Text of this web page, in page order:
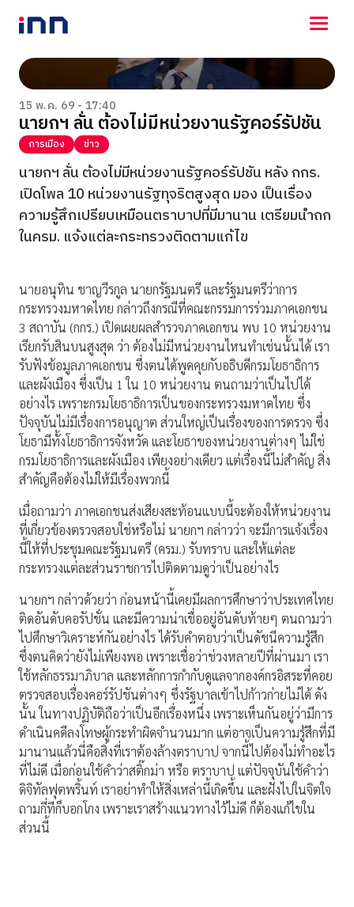
NEWS
ENTERTAINMENT
LIFESTYLE
HOROSCOPE
LOTTERY
VIDEO
ร่วมด้วยช่วยกัน
15 พ.ค. 69 - 17:40
นายกฯ ลั่น ต้องไม่มีหน่วยงานรัฐคอร์รัปชัน
การเมือง ข่าว
นายกฯ ลั่น ต้องไม่มีหน่วยงานรัฐคอร์รัปชัน หลัง กกร.
เปิดโพล 10 หน่วยงานรัฐทุจริตสูงสุด มอง เป็นเรื่อง
ความรู้สึกเปรียบเหมือนตราบาปที่มีมานาน เตรียมนำถก
ในครม. แจ้งแต่ละกระทรวงติดตามแก้ไข
นายอนุทิน ชาญวีรกูล นายกรัฐมนตรี และรัฐมนตรีว่าการ
กระทรวงมหาดไทย กล่าวถึงกรณีที่คณะกรรมการร่วมภาคเอกชน
3 สถาบัน (กกร.) เปิดเผยผลสำรวจภาคเอกชน พบ 10 หน่วยงาน
เรียกรับสินบนสูงสุด ว่า ต้องไม่มีหน่วยงานไหนทำเช่นนั้นได้ เรา
รับฟังข้อมูลภาคเอกชน ซึ่งตนได้พูดคุยกับอธิบดีกรมโยธาธิการ
และผังเมือง ซึ่งเป็น 1 ใน 10 หน่วยงาน ตนถามว่าเป็นไปได้
อย่างไร เพราะกรมโยธาธิการเป็นของกระทรวงมหาดไทย ซึ่ง
ปัจจุบันไม่มีเรื่องการอนุญาต ส่วนใหญ่เป็นเรื่องของการตรวจ ซึ่ง
โยธามีทั้งโยธาธิการจังหวัด และโยธาของหน่วยงานต่างๆ ไม่ใช่
กรมโยธาธิการและผังเมือง เพียงอย่างเดียว แต่เรื่องนี้ไม่สำคัญ สิ่ง
สำคัญคือต้องไม่ให้มีเรื่องพวกนี้
เมื่อถามว่า ภาคเอกชนส่งเสียงสะท้อนแบบนี้จะต้องให้หน่วยงาน
ที่เกี่ยวข้องตรวจสอบใช่หรือไม่ นายกฯ กล่าวว่า จะมีการแจ้งเรื่อง
นี้ให้ที่ประชุมคณะรัฐมนตรี (ครม.) รับทราบ และให้แต่ละ
กระทรวงแต่ละส่วนราชการไปติดตามดูว่าเป็นอย่างไร
นายกฯ กล่าวด้วยว่า ก่อนหน้านี้เคยมีผลการศึกษาว่าประเทศไทย
ติดอันดับคอรัปชั่น และมีความน่าเชื่ออยู่อันดับท้ายๆ ตนถามว่า
ไปศึกษาวิเคราะห์กันอย่างไร ได้รับคำตอบว่าเป็นดัชนีความรู้สึก
ซึ่งตนคิดว่ายังไม่เพียงพอ เพราะเชื่อว่าช่วงหลายปีที่ผ่านมา เรา
ใช้หลักธรรมาภิบาล และหลักการกำกับดูแลจากองค์กรอิสระที่คอย
ตรวจสอบเรื่องคอร์รัปชันต่างๆ ซึ่งรัฐบาลเข้าไปก้าวก่ายไม่ได้ ดัง
นั้น ในทางปฏิบัติถือว่าเป็นอีกเรื่องหนึ่ง เพราะเห็นกันอยู่ว่ามีการ
ดำเนินคดีลงโทษผู้กระทำผิดจำนวนมาก แต่อาจเป็นความรู้สึกที่มี
มานานแล้วนี่คือสิ่งที่เราต้องล้างตราบาป จากนี้ไปต้องไม่ทำอะไร
ที่ไม่ดี เมื่อก่อนใช้คำว่าสติ๊กม่า หรือ ตราบาป แต่ปัจจุบันใช้คำว่า
ดิจิทัลฟุตพริ้นท์ เราอย่าทำให้สิ่งเหล่านี้เกิดขึ้น และฝังไปในจิตใจ
ถามกี่ทีก็บอกโกง เพราะเราสร้างแนวทางไว้ไม่ดี ก็ต้องแก้ไขใน
ส่วนนี้